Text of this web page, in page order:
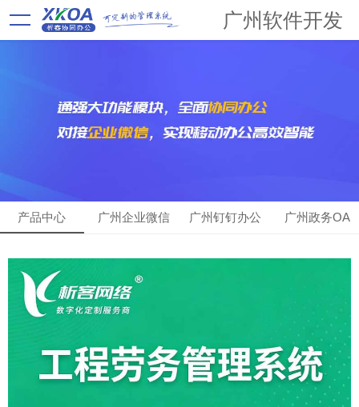
广州软件开发
产品中心 广州企业微信 广州钉钉办公 广州政务OA